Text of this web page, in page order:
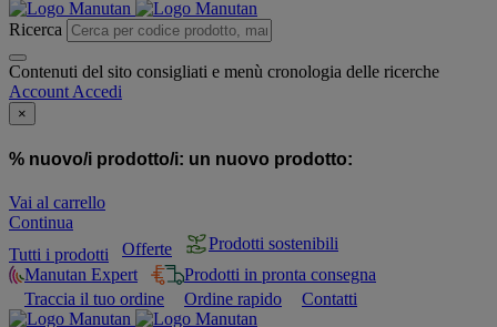
Ricerca
Contenuti del sito consigliati e menù cronologia delle ricerche
Account Accedi
×
% nuovo/i prodotto/i: un nuovo prodotto:
Vai al carrello
Continua
Tutti i prodotti
Offerte
Prodotti sostenibili
Manutan Expert
Prodotti in pronta consegna
Traccia il tuo ordine
Ordine rapido Contatti